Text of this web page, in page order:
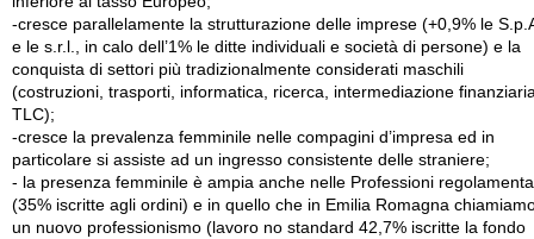
-cresce parallelamente la strutturazione delle imprese (+0,9% le
e le s.r.l., in calo dell’1% le ditte individuali e società di persone) e la
conquista di settori più tradizionalmente considerati maschili
(costruzioni, trasporti, informatica, ricerca, intermediazione
TLC);
-cresce la prevalenza femminile nelle compagini d’impresa ed in
particolare si assiste ad un ingresso consistente delle straniere;
- la presenza femminile è ampia anche nelle Professioni
(35% iscritte agli ordini) e in quello che in Emilia Romagna
un nuovo professionismo (lavoro no standard 42,7% iscritte la fondo